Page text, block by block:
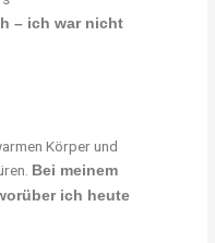
– ich war nicht
Körper und
Bei meinem
ich heute